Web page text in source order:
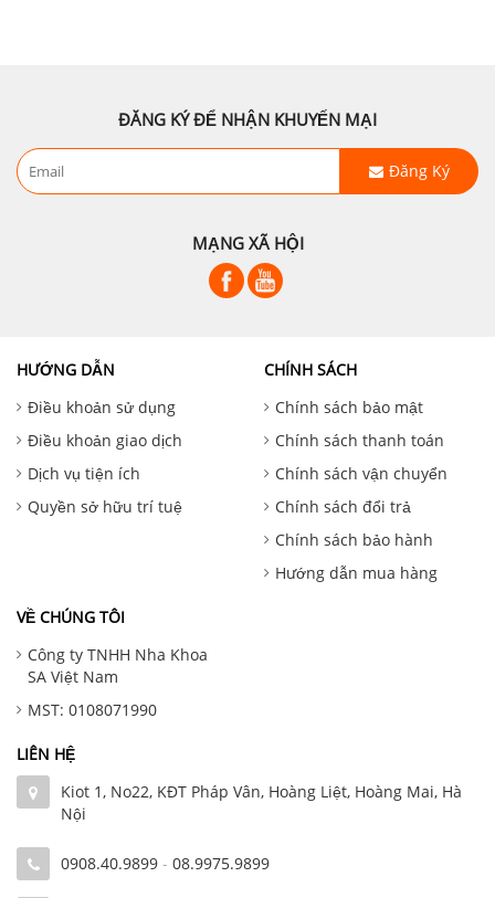
ĐĂNG KÝ ĐỂ NHẬN KHUYẾN MẠI
Đăng Ký
MẠNG XÃ HỘI
HƯỚNG DẪN
Điều khoản sử dụng
Điều khoản giao dịch
Dịch vụ tiện ích
Quyền sở hữu trí tuệ
CHÍNH SÁCH
Chính sách bảo mật
Chính sách thanh toán
Chính sách vận chuyển
Chính sách đổi trả
Chính sách bảo hành
Hướng dẫn mua hàng
VỀ CHÚNG TÔI
Công ty TNHH Nha Khoa
SA Việt Nam
MST: 0108071990
LIÊN HỆ
Kiot 1, No22, KĐT Pháp Vân, Hoàng Liệt, Hoàng Mai, Hà
Nội
0908.40.9899 - 08.9975.9899